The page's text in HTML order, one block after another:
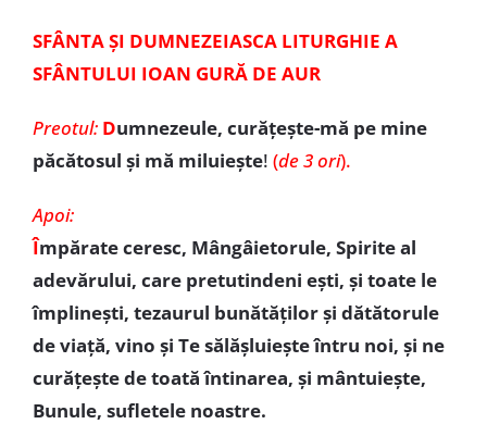
SFÂNTA ȘI DUMNEZEIASCA LITURGHIE A
SFÂNTULUI IOAN GURĂ DE AUR
Preotul: Dumnezeule, curățește-mă pe mine
păcătosul și mă miluiește! (de 3 ori).
Apoi:
Împărate ceresc, Mângâietorule, Spirite al
adevărului, care pretutindeni eşti, şi toate le
împlineşti, tezaurul bunătăţilor şi dătătorule
de viaţă, vino şi Te sălășluiește întru noi, și ne
curăţeşte de toată întinarea, şi mântuieşte,
Bunule, sufletele noastre.